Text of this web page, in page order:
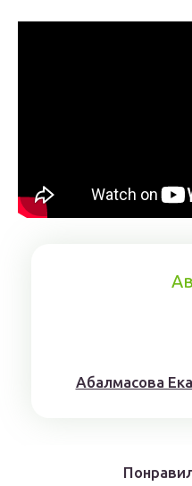
Aбaлмaсoвa